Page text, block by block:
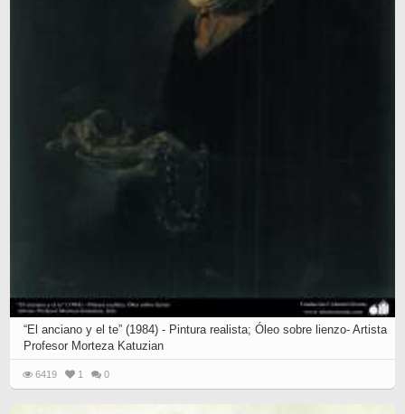
“El anciano y el te” (1984) - Pintura realista; Óleo sobre lienzo- Artista
Profesor Morteza Katuzian
6419 1 0